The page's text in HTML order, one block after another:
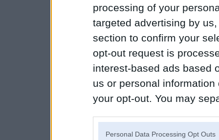
processing of your
targeted advertising by
section to confirm your
opt-out request is
interest-based ads based
us or personal
your opt-out. You may
Personal Data Processing Opt Outs